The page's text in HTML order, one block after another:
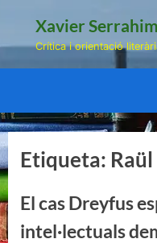
Xavier
Crítica i orientació
Etiqueta:
El cas Dreyfus
intel·lectuals